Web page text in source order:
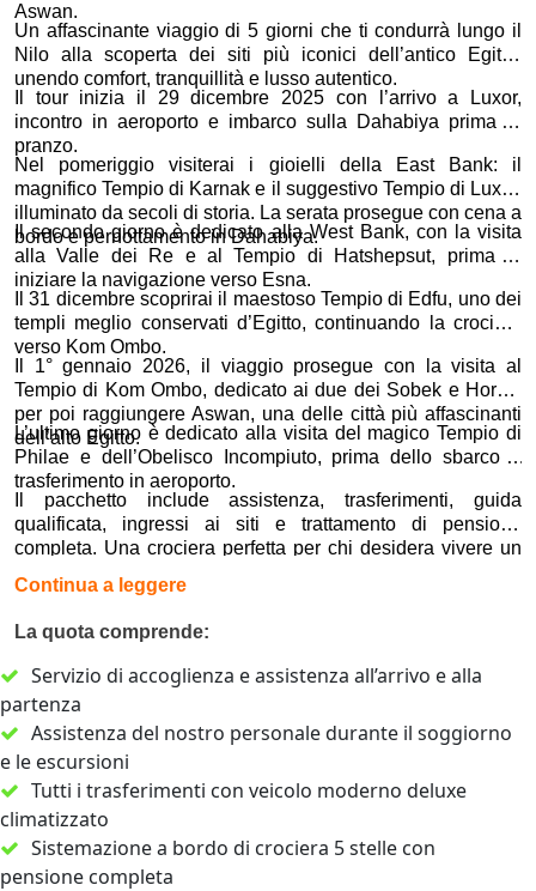
Aswan.
Un affascinante viaggio di 5 giorni che ti condurrà lungo il
Nilo alla scoperta dei siti più iconici dell’antico Egitto,
unendo comfort, tranquillità e lusso autentico.
Il tour inizia il 29 dicembre 2025 con l’arrivo a Luxor,
incontro in aeroporto e imbarco sulla Dahabiya prima di
pranzo.
Nel pomeriggio visiterai i gioielli della East Bank: il
magnifico Tempio di Karnak e il suggestivo Tempio di Luxor,
illuminato da secoli di storia. La serata prosegue con cena a
bordo e pernottamento in Dahabiya.
Il secondo giorno è dedicato alla West Bank, con la visita
alla Valle dei Re e al Tempio di Hatshepsut, prima di
iniziare la navigazione verso Esna.
Il 31 dicembre scoprirai il maestoso Tempio di Edfu, uno dei
templi meglio conservati d’Egitto, continuando la crociera
verso Kom Ombo.
Il 1° gennaio 2026, il viaggio prosegue con la visita al
Tempio di Kom Ombo, dedicato ai due dei Sobek e Horus,
per poi raggiungere Aswan, una delle città più affascinanti
dell’alto Egitto.
L’ultimo giorno è dedicato alla visita del magico Tempio di
Philae e dell’Obelisco Incompiuto, prima dello sbarco e
trasferimento in aeroporto.
Il pacchetto include assistenza, trasferimenti, guida
qualificata, ingressi ai siti e trattamento di pensione
completa. Una crociera perfetta per chi desidera vivere un
Continua a leggere
La quota comprende:
Servizio di accoglienza e assistenza all’arrivo e alla
partenza
Assistenza del nostro personale durante il soggiorno
e le escursioni
Tutti i trasferimenti con veicolo moderno deluxe
climatizzato
Sistemazione a bordo di crociera 5 stelle con
pensione completa